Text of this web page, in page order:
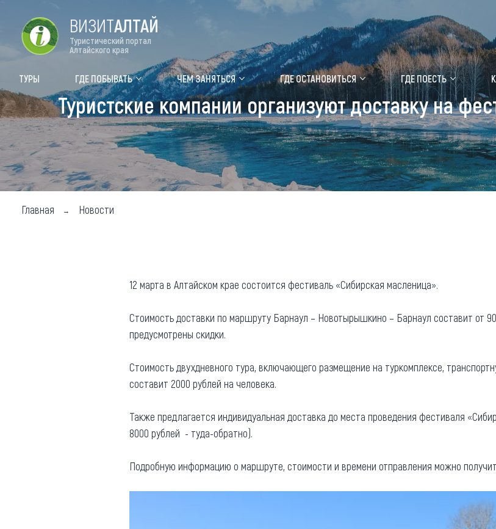
Цветение маральника
Туры Где побывать
Объекты природы
Объекты истории и культуры
Объекты развлечений
Чем
Календарь
Аудиогид
Мой
Карта
Новости
Общая
Другие рубрики
ВИЗИТАЛТАЙ
Туристический портал
Алтайского края
ТУРЫ ГДЕ ПОБЫВАТЬ ЧЕМ ЗАНЯТЬСЯ ГДЕ ОСТАНОВИТЬСЯ ГДЕ ПОЕСТЬ
Туристские компании организуют доставку на
Главная Новости
12 марта в Алтайском крае состоится фестиваль «Сибирская масленица».
Стоимость доставки по маршруту Барнаул – Новотырышкино – Барнаул составит от
предусмотрены скидки.
Стоимость двухдневного тура, включающего размещение на туркомплексе,
составит 2000 рублей на человека.
Также предлагается индивидуальная доставка до места проведения фестиваля
8000 рублей - туда-обратно).
Подробную информацию о маршруте, стоимости и времени отправления можно